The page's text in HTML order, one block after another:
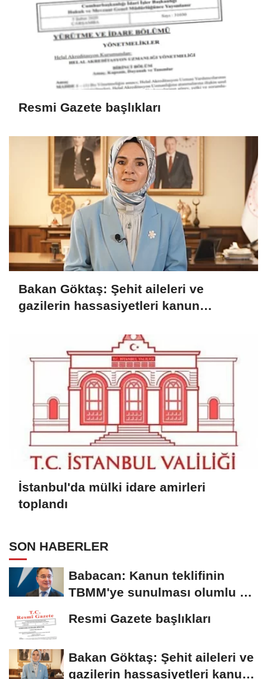
Resmi Gazete başlıkları
Bakan Göktaş: Şehit aileleri ve
gazilerin hassasiyetleri kanun
İstanbul'da mülki idare amirleri
toplandı
SON HABERLER
Babacan: Kanun teklifinin
TBMM'ye sunulması olumlu bir
Resmi Gazete başlıkları
Bakan Göktaş: Şehit aileleri ve
gazilerin hassasiyetleri kanun